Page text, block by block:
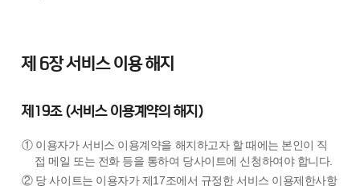
제 6장 서비스 이용 해지
제19조 (서비스 이용계약의 해지)
① 이용자가 서비스 이용계약을 해지하고자 할 때에는 본인이 직
접 메일 또는 전화 등을 통하여 당사이트에 신청하여야 합니다.
② 당 사이트는 이용자가 제17조에서 규정한 서비스 이용제한사항